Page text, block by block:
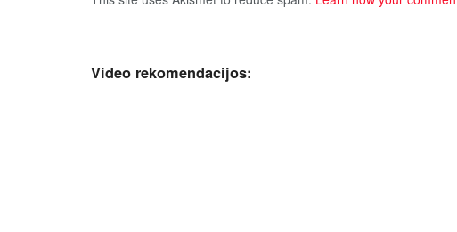
Video rekomendacijos: